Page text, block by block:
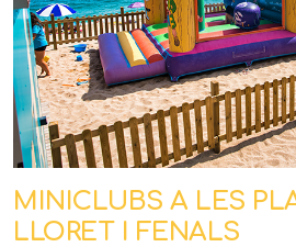
MINICLUBS A LES
LLORET I FENALS